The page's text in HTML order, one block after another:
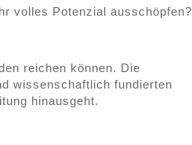
volles Potenzial ausschöpfen?
reichen können. Die
wissenschaftlich fundierten
hinausgeht.